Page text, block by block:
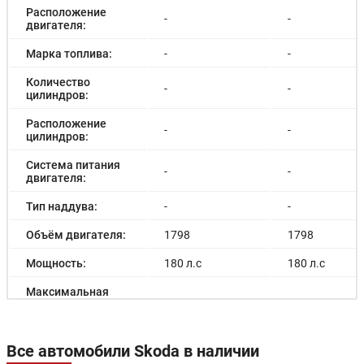
Расположение
двигателя:
- -
Марка топлива: - -
Количество
цилиндров:
- -
Расположение
цилиндров:
- -
Система питания
двигателя:
- -
Тип наддува: - -
Объём двигателя: 1798 1798
Мощность: 180 л.с 180 л.с
Максимальная
Емкость батареи: -
Все автомобили Skoda в наличии